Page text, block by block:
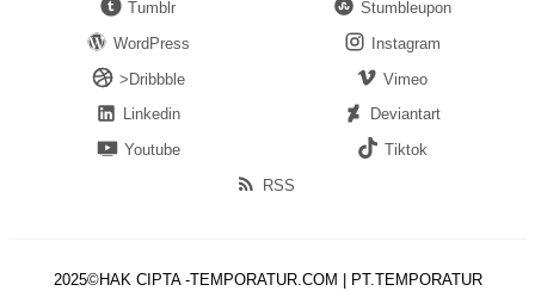
Tumblr
Stumbleupon
WordPress
Instagram
>Dribbble
Vimeo
Linkedin
Deviantart
Youtube
Tiktok
RSS
2025©HAK CIPTA -TEMPORATUR.COM | PT.TEMPORATUR